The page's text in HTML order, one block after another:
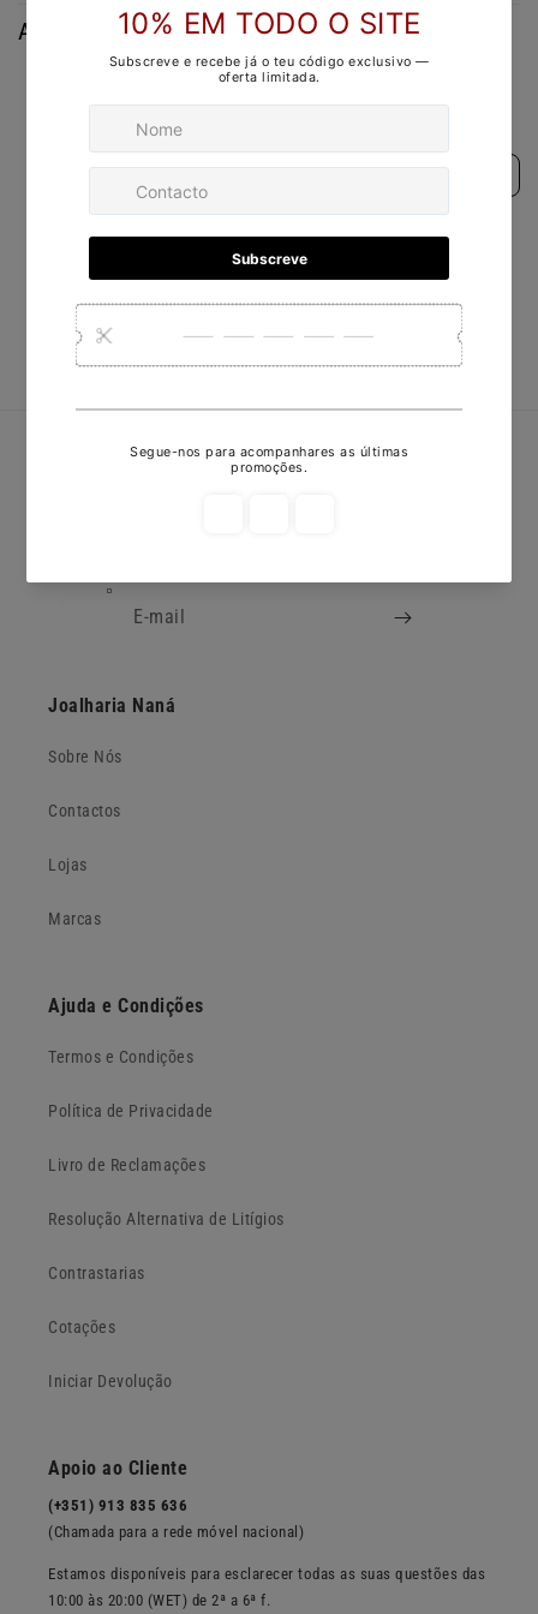
Avaliações de Clientes
Avaliações de produtos (0)
Deixar um avaliação
Escrever uma avaliação
Nenhum item encontrado
Redes Sociais
E-mail
Joalharia Naná
Sobre Nós
Contactos
Lojas
Marcas
Ajuda e Condições
Termos e Condições
Política de Privacidade
Livro de Reclamações
Resolução Alternativa de Litígios
Contrastarias
Cotações
Iniciar Devolução
Apoio ao Cliente
(+351) 913 835 636
(Chamada para a rede móvel nacional)
Estamos disponíveis para esclarecer todas as suas questões das
10:00 às 20:00 (WET) de 2ª a 6ª f.